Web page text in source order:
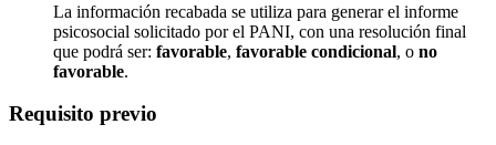
La información recabada se utiliza para generar el informe
psicosocial solicitado por el PANI, con una resolución final
que podrá ser: favorable, favorable condicional, o no
favorable.
Requisito previo